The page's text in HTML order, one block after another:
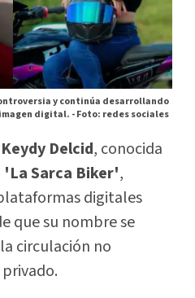
y continúa desarrollando
digital. -Foto: redes sociales
Keydy Delcid, conocida
'La Sarca Biker',
digitales
que su nombre se
circulación no